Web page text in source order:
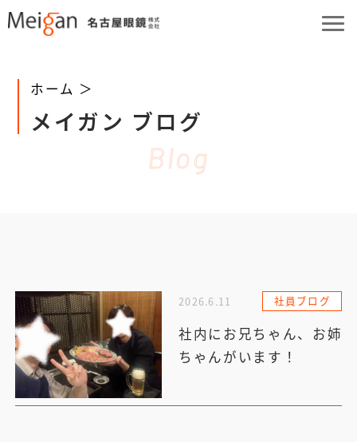
Blog
ホーム ＞
メイガン ブログ
2026.6.11 社員ブログ
社内にお兄ちゃん、お姉
ちゃんがいます！